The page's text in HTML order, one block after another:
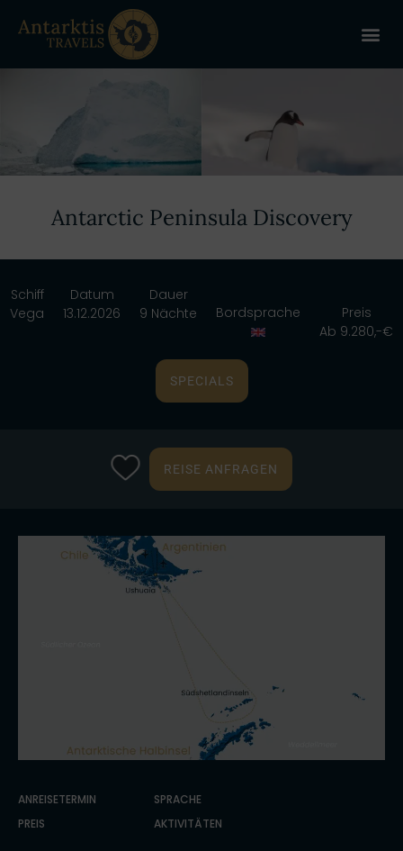
Antarctic Peninsula Discovery
Schiff
Vega
Datum
13.12.2026
Dauer
9 Nächte
Bordsprache
Preis
Ab 9.280,-€
SPECIALS
REISE ANFRAGEN
ANREISETERMIN
PREIS
SPRACHE
AKTIVITÄTEN